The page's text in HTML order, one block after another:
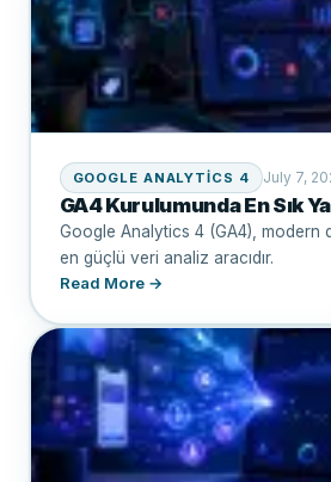
GOOGLE ANALYTICS 4 July 7,
GA4 Kurulumunda En Sık
Google Analytics 4 (GA4), modern
en güçlü veri analiz aracıdır.
Read More →